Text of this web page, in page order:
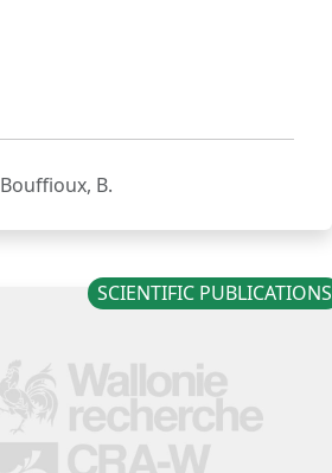
Bouffioux, B.
SCIENTIFIC PUBLICATIONS